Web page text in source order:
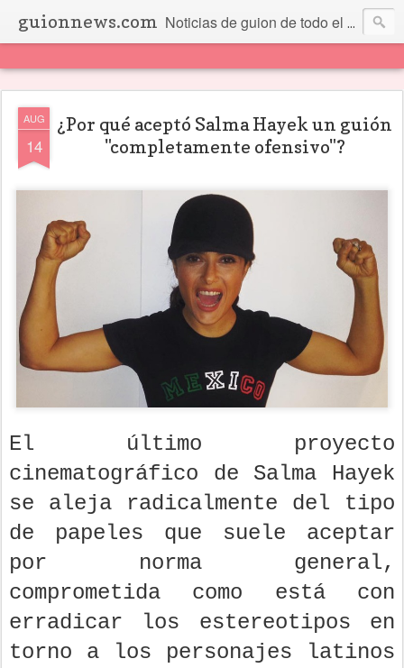
guionnews.com Noticias de guion de todo el mundo... Y más.
AUG
14
¿Por qué aceptó Salma Hayek un guión
"completamente ofensivo"?
El último proyecto
cinematográfico de Salma Hayek
se aleja radicalmente del tipo
de papeles que suele aceptar
por norma general,
comprometida como está con
erradicar los estereotipos en
torno a los personajes latinos